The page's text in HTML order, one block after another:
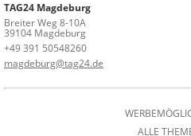
TAG24 Magdeburg
Breiter Weg 8-10A
39104 Magdeburg
+49 391 50548260
magdeburg@tag24.de
ALLE